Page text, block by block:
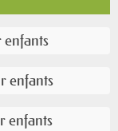
enfants
enfants